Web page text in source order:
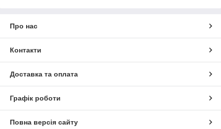
Про нас
Контакти
Доставка та оплата
Графік роботи
Повна версія сайту